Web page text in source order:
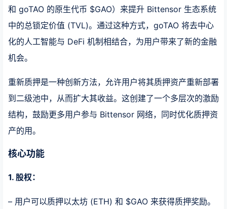
和 goTAO 的原生代币 $GAO）来提升 Bittensor 生态系统
中的总锁定价值 (TVL)。通过这种方式，goTAO 将去中心
化的人工智能与 DeFi 机制相结合，为用户带来了新的金融
机会。
重新质押是一种创新方法，允许用户将其质押资产重新部署
到二级池中，从而扩大其收益。这创建了一个多层次的激励
结构，鼓励更多用户参与 Bittensor 网络，同时优化质押资
产的用。
核心功能
1. 股权：
– 用户可以质押以太坊 (ETH) 和 $GAO 来获得质押奖励。